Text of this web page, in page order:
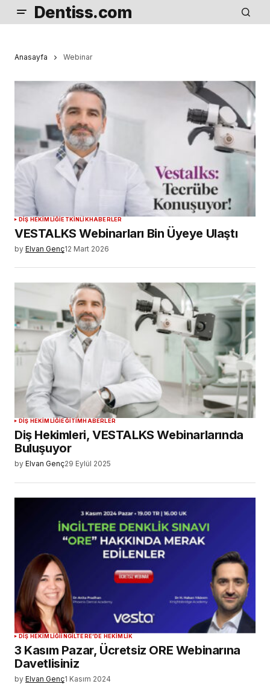
Dentiss.com
Anasayfa Webinar
DIŞ HEKIMLIĞIETKINLIKHABERLER
VESTALKS Webinarları Bin Üyeye Ulaştı
by Elvan Genç12 Mart 2026
DIŞ HEKIMLIĞI EĞITIM HABERLER
Diş Hekimleri, VESTALKS Webinarlarında
Buluşuyor
by Elvan Genç29 Eylül 2025
DIŞ HEKIMLIĞIİNGILTERE’DE HEKIMLIK
3 Kasım Pazar, Ücretsiz ORE Webinarına
Davetlisiniz
by Elvan Genç1 Kasım 2024